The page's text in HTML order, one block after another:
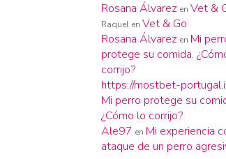
Rosana Álvarez en Vet &
Raquel en Vet & Go
Rosana Álvarez en Mi
protege su comida.
corrijo?
https://mostbet-
Mi perro protege su
¿Cómo lo corrijo?
Ale97 en Mi experiencia
ataque de un perro